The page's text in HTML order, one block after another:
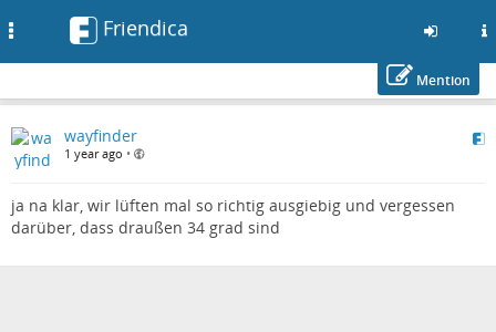
to
main
Friendica
Mention
wayfinder
1 year ago •
ja na klar, wir lüften mal so richtig ausgiebig und vergessen
darüber, dass draußen 34 grad sind